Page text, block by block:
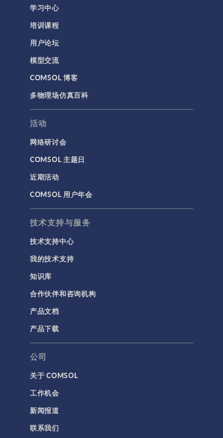
学习中心
培训课程
用户论坛
模型交流
COMSOL 博客
多物理场仿真百科
活动
网络研讨会
COMSOL 主题日
近期活动
COMSOL 用户年会
技术支持与服务
技术支持中心
我的技术支持
知识库
合作伙伴和咨询机构
产品文档
产品下载
公司
关于 COMSOL
工作机会
新闻报道
联系我们